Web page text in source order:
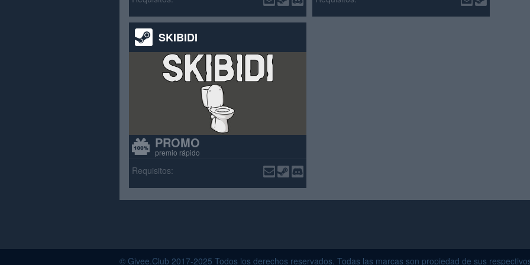
SKIBIDI
PROMO
premio rápido
Requisitos:
© Givee.Club 2017-2025 Todos los derechos reservados. Todas las marcas son propiedad de sus